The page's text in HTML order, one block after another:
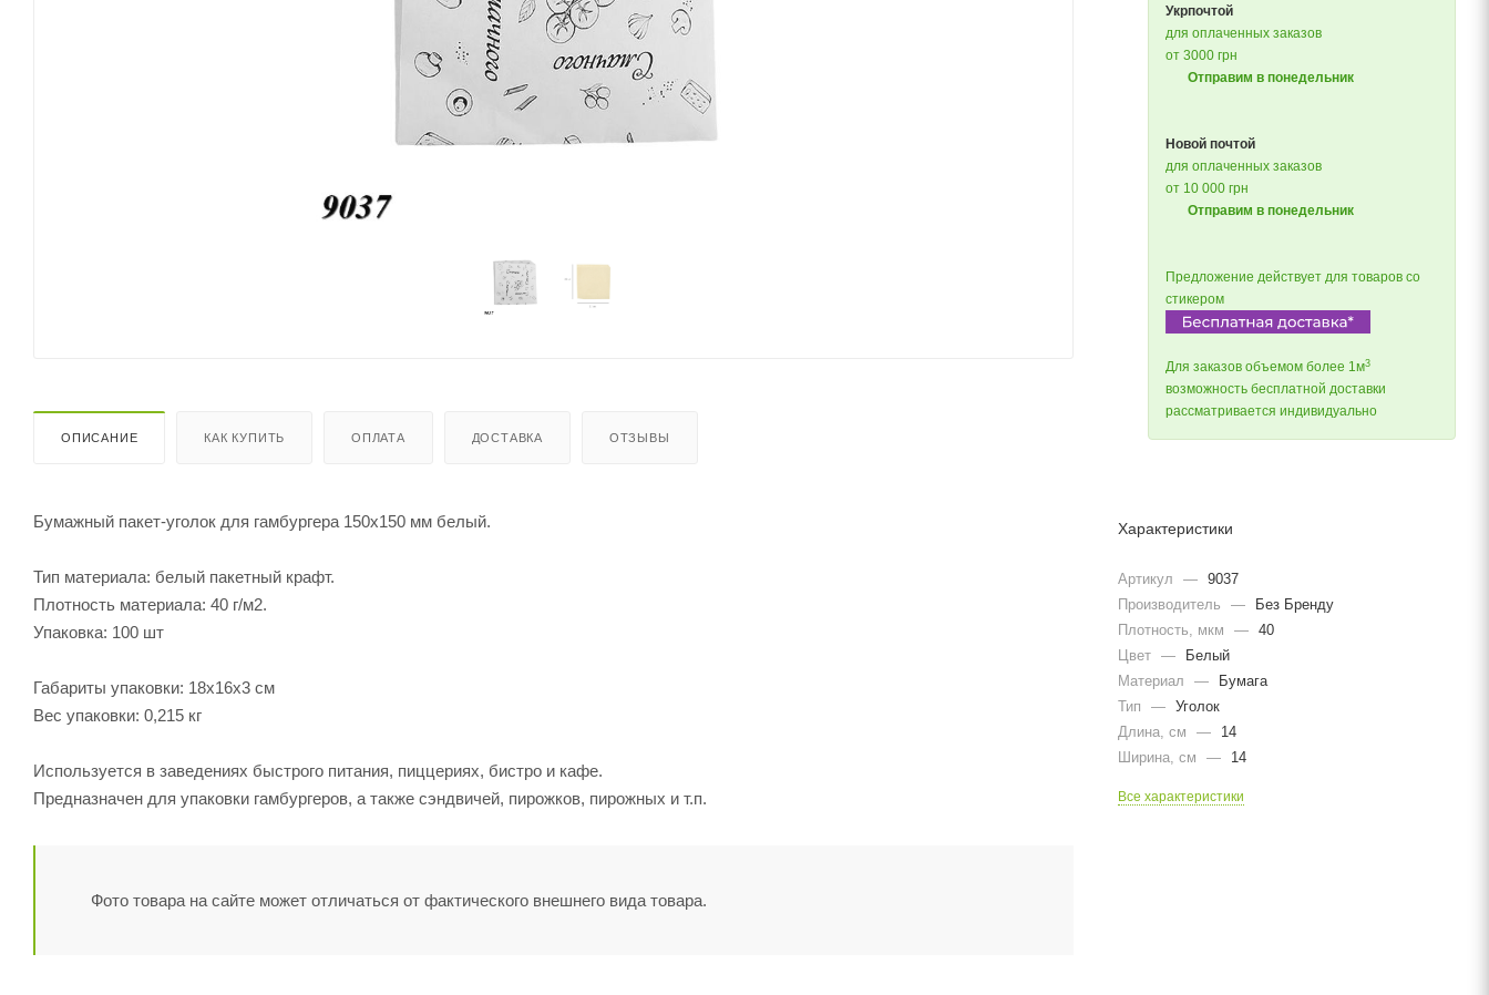
ОПИСАНИЕ КАК КУПИТЬ ОПЛАТА ДОСТАВКА ОТЗЫВЫ
Бумажный пакет-уголок для гамбургера 150х150 мм белый.
Тип материала: белый пакетный крафт.
Плотность материала: 40 г/м2.
Упаковка: 100 шт
Габариты упаковки: 18х16х3 см
Вес упаковки: 0,215 кг
Используется в заведениях быстрого питания, пиццериях, бистро и кафе.
Предназначен для упаковки гамбургеров, а также сэндвичей, пирожков, пирожных и т.п.
Фото товара на сайте может отличаться от фактического внешнего вида товара.
Укрпочтой
для оплаченных заказов
от 3000 грн
Отправим в понедельник
Новой почтой
для оплаченных заказов
от 10 000 грн
Отправим в понедельник
Предложение действует для товаров со
стикером
Для заказов объемом более 1м3
возможность бесплатной доставки
рассматривается индивидуально
Характеристики
Артикул — 9037
Производитель
—
Без Бренду
Плотность, мкм
— 40
Цвет —
Белый
Материал
—
Бумага
Тип
— Уголок
Длина, cм
—
14
Ширина, cм
— 14
Все характеристики